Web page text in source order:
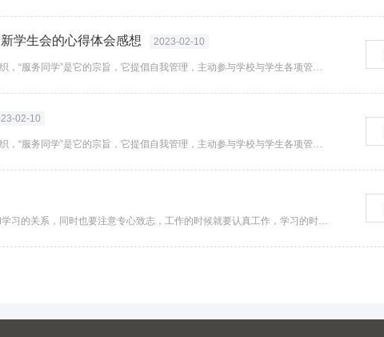
学生会的心得体会感想 2023-02-10
学生会是学校党委领导下、团委指导下的主要学生组织，“服务同学”是它的宗旨，它提倡自我管理，主动参与学校与学生各项管理，尽心尽力地完成学校常规管理的各项工作。下面是小编...
02-10
学生会是学校党委领导下、团委指导下的主要学生组织，“服务同学”是它的宗旨，它提倡自我管理，主动参与学校与学生各项管理，尽心尽力地完成学校常规管理的各项工作。下面是为你...
学生会工作心得体会十篇 我们不仅仅要协调好工作和学习的关系，同时也要注意专心致志，工作的时候就要认真工作，学习的时候就要认真学习，在这样的方式下，才算是真正的做到工作学习...